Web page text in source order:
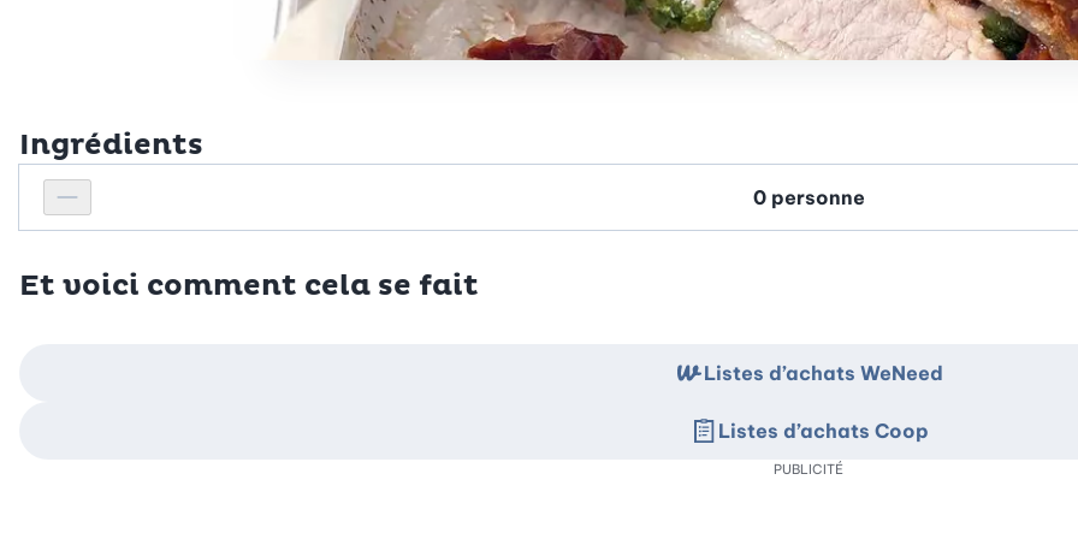
Ingrédients
Réduire le nombre de personnes
Personnes
Et voici comment cela se fait
Listes d’achats WeNeed
Listes d’achats Coop
PUBLICITÉ